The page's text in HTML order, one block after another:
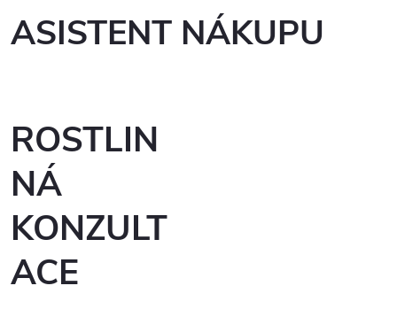
ASISTENT NÁKUPU
ROSTLIN
NÁ
KONZULT
ACE